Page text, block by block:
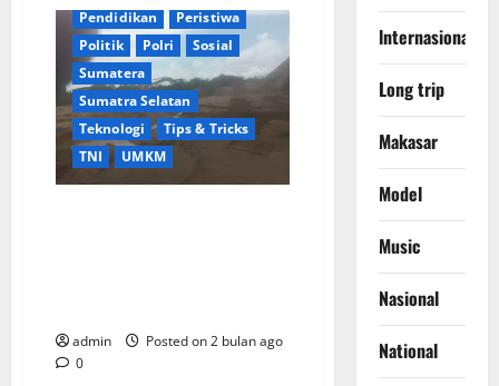
LSM
GEMPUR
Desak
Kejati
Sumut
Usut
Dugaan
Korupsi
Dana
Dua
Pendidikan
Peristiwa
Politik
Polri
Sosial
Sumatera
Sumatra Selatan
Teknologi
Tips & Tricks
TNI
UMKM
admin
Posted on 2 bulan ago
0
Berita Terkini
Daerah
lnternasional
Long trip
Makasar
Model
Music
Nasional
National